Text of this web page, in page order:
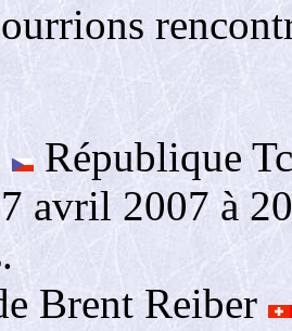
République
avril 2007 à
Brent Reiber